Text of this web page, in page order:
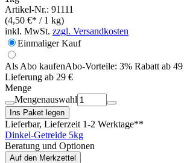
Artikel-Nr.: 91111
(4,50 €* / 1 kg)
inkl. MwSt. zzgl. Versandkosten
Einmaliger Kauf
Als Abo kaufenAbo-Vorteile: 3% Rabatt ab
Lieferung ab 29 €
Menge
Mengenauswahl
Ins Paket legen
Lieferbar, Lieferzeit 1-2 Werktage**
Dinkel-Getreide 5kg
Beratung und Optionen
Auf den Merkzettel